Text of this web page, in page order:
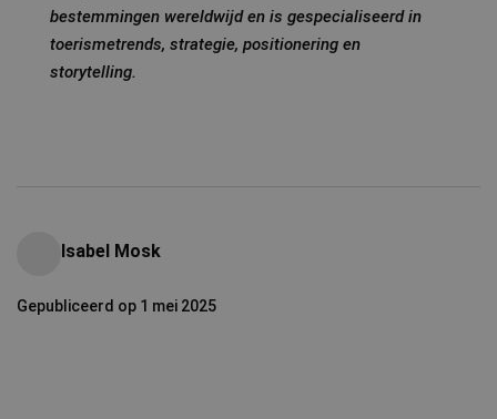
bestemmingen wereldwijd en is gespecialiseerd in
toerismetrends, strategie, positionering en
storytelling.
Isabel Mosk
Gepubliceerd op 1 mei 2025